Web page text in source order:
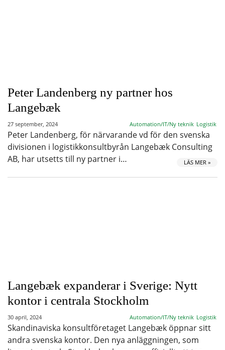
Peter Landenberg ny partner hos
Langebæk
27 september, 2024 Automation/IT/Ny teknik Logistik
Peter Landenberg, för närvarande vd för den svenska
divisionen i logistikkonsultbyrån Langebæk Consulting
AB, har utsetts till ny partner i…
LÄS MER »
Langebæk expanderar i Sverige: Nytt
kontor i centrala Stockholm
30 april, 2024 Automation/IT/Ny teknik Logistik
Skandinaviska konsultföretaget Langebæk öppnar sitt
andra svenska kontor. Den nya anläggningen, som